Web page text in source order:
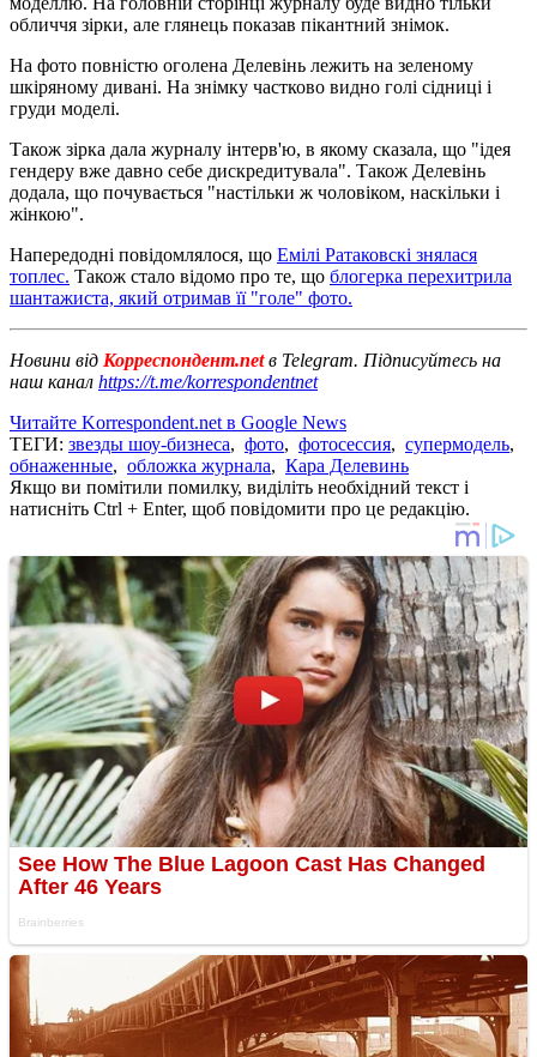
обличчя зірки, але глянець показав пікантний знімок.
На фото повністю оголена Делевінь лежить на зеленому
шкіряному дивані. На знімку частково видно голі сідниці і
груди моделі.
Також зірка дала журналу інтерв'ю, в якому сказала, що "ідея
гендеру вже давно себе дискредитувала". Також Делевінь
додала, що почувається "настільки ж чоловіком, наскільки і
жінкою".
Напередодні повідомлялося, що Емілі Ратаковскі знялася
топлес. Також стало відомо про те, що блогерка перехитрила
шантажиста, який отримав її "голе" фото.
Новини від Корреспондент.netв Telegram. Підписуйтесь на
наш канал https://t.me/korrespondentnet
Читайте Korrespondent.net в Google News
ТЕГИ: звезды шоу-бизнеса, фото, фотосессия, супермодель,
обнаженные, обложка журнала, Кара Делевинь
Якщо ви помітили помилку, виділіть необхідний текст і
натисніть Ctrl + Enter, щоб повідомити про це редакцію.